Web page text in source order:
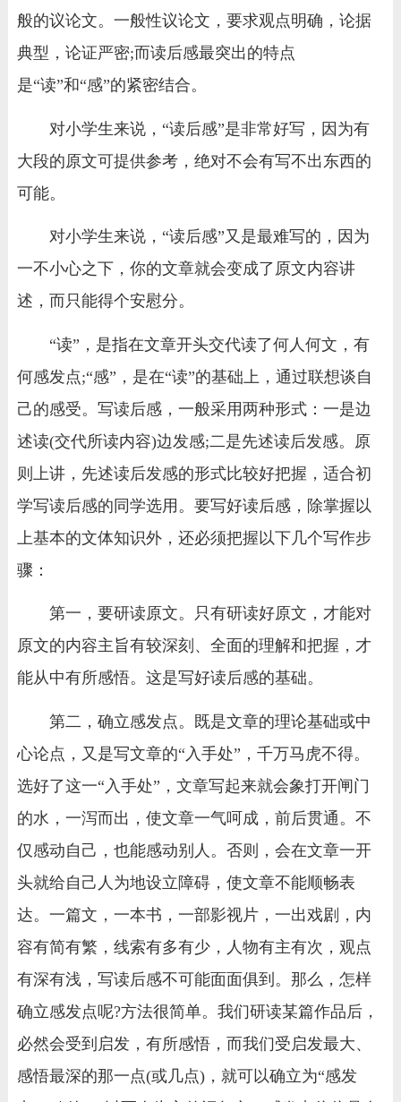
般的议论文。一般性议论文，要求观点明确，论据
典型，论证严密;而读后感最突出的特点
是“读”和“感”的紧密结合。
对小学生来说，“读后感”是非常好写，因为有
大段的原文可提供参考，绝对不会有写不出东西的
可能。
对小学生来说，“读后感”又是最难写的，因为
一不小心之下，你的文章就会变成了原文内容讲
述，而只能得个安慰分。
“读”，是指在文章开头交代读了何人何文，有
何感发点;“感”，是在“读”的基础上，通过联想谈自
己的感受。写读后感，一般采用两种形式：一是边
述读(交代所读内容)边发感;二是先述读后发感。原
则上讲，先述读后发感的形式比较好把握，适合初
学写读后感的同学选用。要写好读后感，除掌握以
上基本的文体知识外，还必须把握以下几个写作步
骤：
第一，要研读原文。只有研读好原文，才能对
原文的内容主旨有较深刻、全面的理解和把握，才
能从中有所感悟。这是写好读后感的基础。
第二，确立感发点。既是文章的理论基础或中
心论点，又是写文章的“入手处”，千万马虎不得。
选好了这一“入手处”，文章写起来就会象打开闸门
的水，一泻而出，使文章一气呵成，前后贯通。不
仅感动自己，也能感动别人。否则，会在文章一开
头就给自己人为地设立障碍，使文章不能顺畅表
达。一篇文，一本书，一部影视片，一出戏剧，内
容有简有繁，线索有多有少，人物有主有次，观点
有深有浅，写读后感不可能面面俱到。那么，怎样
确立感发点呢?方法很简单。我们研读某篇作品后，
必然会受到启发，有所感悟，而我们受启发最大、
感悟最深的那一点(或几点)，就可以确立为“感发